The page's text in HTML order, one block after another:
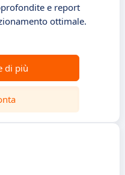
e report
ottimale.
di più